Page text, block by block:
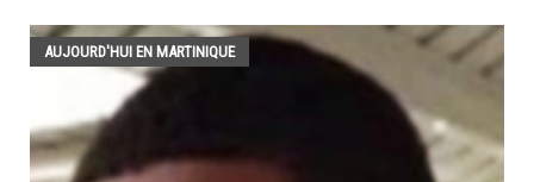
AUJOURD'HUI EN MARTINIQUE